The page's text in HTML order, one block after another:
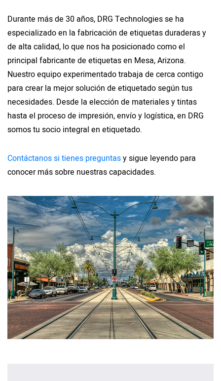
Durante más de 30 años, DRG Technologies se ha
especializado en la fabricación de etiquetas duraderas y
de alta calidad, lo que nos ha posicionado como el
principal fabricante de etiquetas en Mesa, Arizona.
Nuestro equipo experimentado trabaja de cerca contigo
para crear la mejor solución de etiquetado según tus
necesidades. Desde la elección de materiales y tintas
hasta el proceso de impresión, envío y logística, en DRG
somos tu socio integral en etiquetado.
Contáctanos si tienes preguntasy sigue leyendo para
conocer más sobre nuestras capacidades.